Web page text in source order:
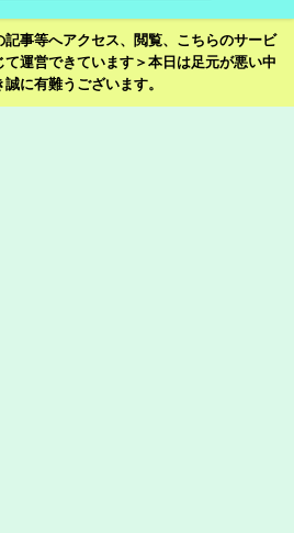
事等へアクセス、閲覧、こちらのサービ
運営できています＞本日は足元が悪い中
誠に有難うございます。